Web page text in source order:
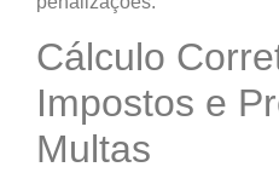
Cálculo
Impostos e
Multas